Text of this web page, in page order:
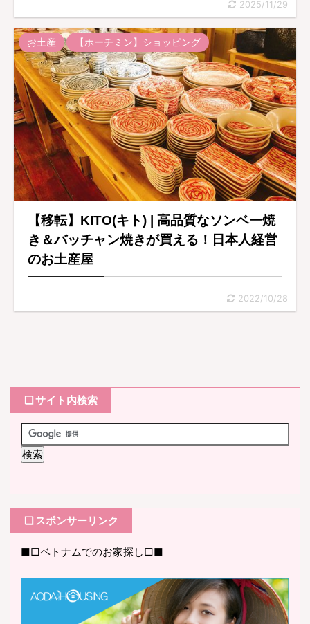
2025/11/29
お土産 【ホーチミン】ショッピング
【移転】KITO(キト) | 高品質なソンベー焼
き＆バッチャン焼きが買える！日本人経営
のお土産屋
2022/10/28
❏ サイト内検索
❏ スポンサーリンク
■□ベトナムでのお家探し□■